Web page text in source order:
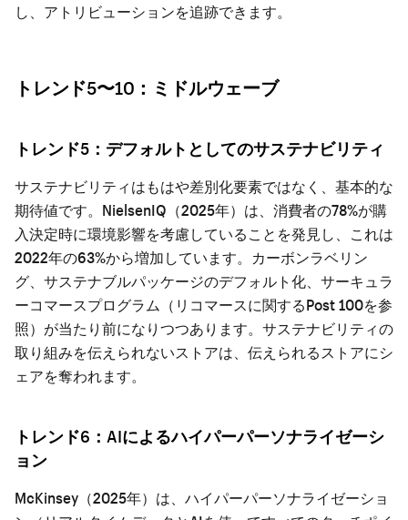
し、アトリビューションを追跡できます。
トレンド5〜10：ミドルウェーブ
トレンド5：デフォルトとしてのサステナビリティ
サステナビリティはもはや差別化要素ではなく、基本的な
期待値です。NielsenIQ（2025年）は、消費者の78%が購
入決定時に環境影響を考慮していることを発見し、これは
2022年の63%から増加しています。カーボンラベリン
グ、サステナブルパッケージのデフォルト化、サーキュラ
ーコマースプログラム（リコマースに関するPost 100を参
照）が当たり前になりつつあります。サステナビリティの
取り組みを伝えられないストアは、伝えられるストアにシ
ェアを奪われます。
トレンド6：AIによるハイパーパーソナライゼーシ
ョン
McKinsey（2025年）は、ハイパーパーソナライゼーショ